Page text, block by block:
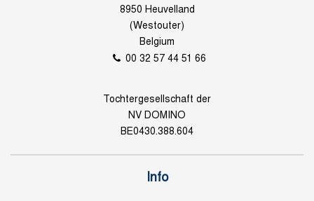
8950 Heuvelland
(Westouter)
Belgium
00 32 57 44 51 66
Tochtergesellschaft der
NV DOMINO
BE0430.388.604
Info